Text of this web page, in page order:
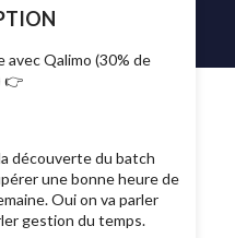
Qalimo (30% de
👉
découverte du batch
une bonne heure de
Oui on va parler
gestion du temps.